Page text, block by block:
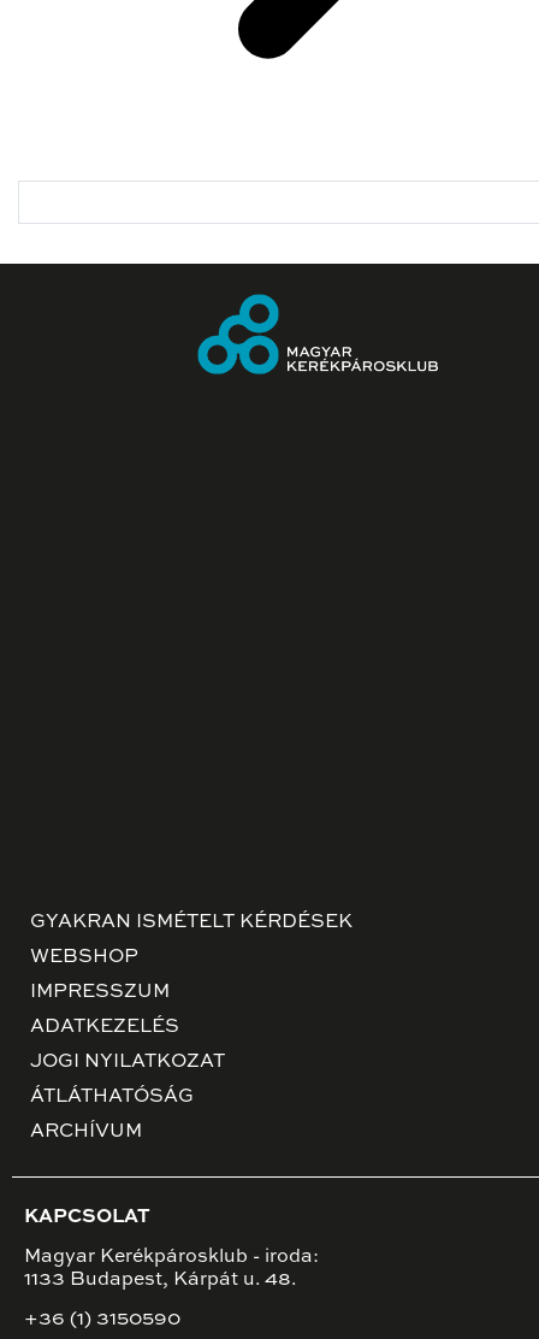
GYAKRAN ISMÉTELT KÉRDÉSEK
WEBSHOP
IMPRESSZUM
ADATKEZELÉS
JOGI NYILATKOZAT
ÁTLÁTHATÓSÁG
ARCHÍVUM
KAPCSOLAT
Magyar Kerékpárosklub - iroda:
1133 Budapest, Kárpát u. 48.
+36 (1) 3150590